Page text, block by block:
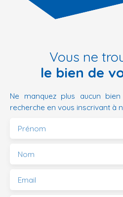
Vous ne
le bien de
Ne manquez plus aucun
recherche en vous inscrivant à
Prénom
Nom
Email